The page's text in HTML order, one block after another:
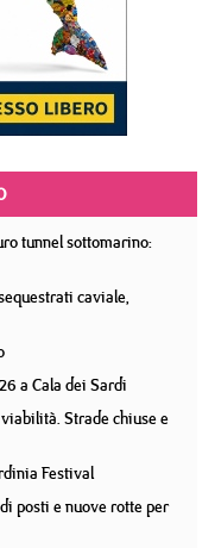
tunnel sottomarino:
caviale,
a Cala dei Sardi
Strade chiuse e
Festival
posti e nuove rotte per